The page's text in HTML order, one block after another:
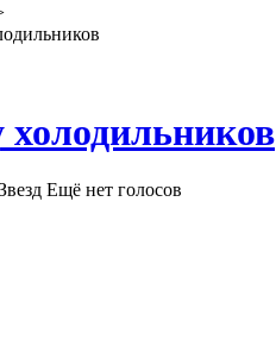
Ещё нет голосов